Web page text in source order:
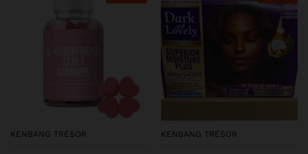
KENBANG TRÉSOR KENBANG TRÉSOR